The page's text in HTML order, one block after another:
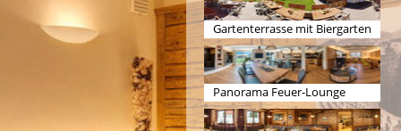
Gartenterrasse mit Biergarten
Panorama Feuer-Lounge